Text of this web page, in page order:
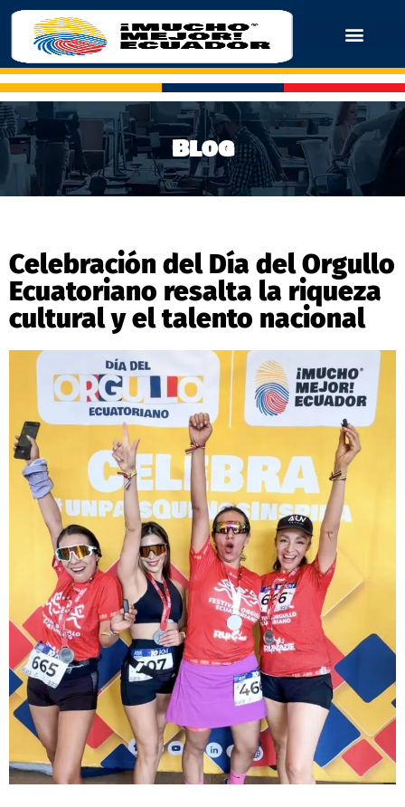
Blog
Celebración del Día del Orgullo
Ecuatoriano resalta la riqueza
cultural y el talento nacional